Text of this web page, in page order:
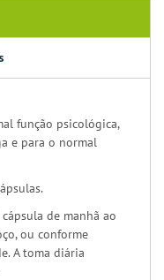
função psicológica,
e para o normal
de manhã ao
ou conforme
A toma diária